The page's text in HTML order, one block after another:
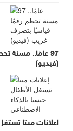
97 عامًا.. مسنة
(فيديو)
إعلانات ميتا